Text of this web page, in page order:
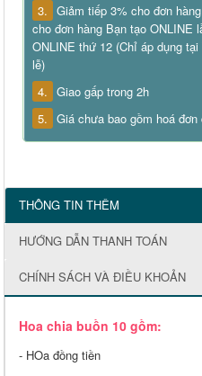
3. Giảm tiếp 3% cho đơn
cho đơn hàng Bạn tạo ONLINE
ONLINE thứ 12 (Chỉ áp dụng
lễ)
4. Giao gấp trong 2h
5. Giá chưa bao gồm hoá đơn
THÔNG TIN THÊM
HƯỚNG DẪN THANH TOÁN
CHÍNH SÁCH VÀ ĐIỀU KHOẢN
Hoa chia buồn 10 gồm:
- HOa đồng tiền